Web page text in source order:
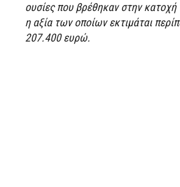
ουσίες που βρέθηκαν στην
η αξία των οποίων εκτιμάται
207.400 ευρώ.